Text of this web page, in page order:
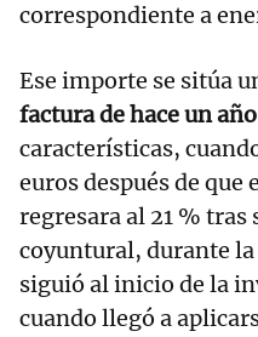
correspondiente a
Ese importe se sitúa
factura de hace un año
características,
euros después de que
regresara al 21 %
coyuntural, durante
siguió al inicio de la
cuando llegó a